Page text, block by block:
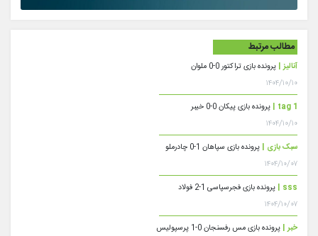
مطالب مرتبط
آنالیز | پرونده بازی تراکتور 0-0 ملوان
۱۴۰۴/۱۰/۱۰
tag 1 | پرونده بازی پیکان 0-0 خیبر
۱۴۰۴/۱۰/۱۰
سبک بازی | پرونده بازی سپاهان 1-0 چادرملو
۱۴۰۴/۱۰/۰۷
sss | پرونده بازی فجرسپاسی 1-2 فولاد
۱۴۰۴/۱۰/۰۷
خبر | پرونده بازی مس رفسنجان 0-1 پرسپولیس